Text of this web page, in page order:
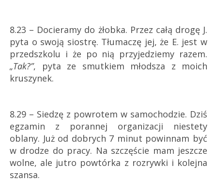
8.23 – Docieramy do żłobka. Przez całą drogę J.
pyta o swoją siostrę. Tłumaczę jej, że E. jest w
przedszkolu i że po nią przyjedziemy razem.
„Tak?”, pyta ze smutkiem młodsza z moich
kruszynek.
8.29 – Siedzę z powrotem w samochodzie. Dziś
egzamin z porannej organizacji niestety
oblany. Już od dobrych 7 minut powinnam być
w drodze do pracy. Na szczęście mam jeszcze
wolne, ale jutro powtórka z rozrywki i kolejna
szansa.